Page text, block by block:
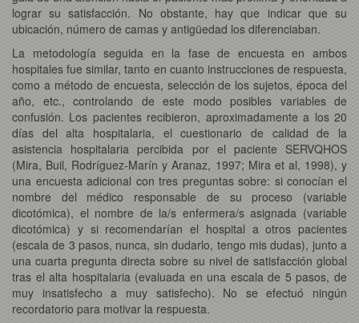
lograr su satisfacción. No obstante, hay que indicar que su
ubicación, número de camas y antigüedad los diferenciaban.
La metodología seguida en la fase de encuesta en ambos
hospitales fue similar, tanto en cuanto instrucciones de respuesta,
como a método de encuesta, selección de los sujetos, época del
año, etc., controlando de este modo posibles variables de
confusión. Los pacientes recibieron, aproximadamente a los 20
días del alta hospitalaria, el cuestionario de calidad de la
asistencia hospitalaria percibida por el paciente SERVQHOS
(Mira, Buil, Rodríguez-Marín y Aranaz, 1997; Mira et al, 1998), y
una encuesta adicional con tres preguntas sobre: si conocían el
nombre del médico responsable de su proceso (variable
dicotómica), el nombre de la/s enfermera/s asignada (variable
dicotómica) y si recomendarían el hospital a otros pacientes
(escala de 3 pasos, nunca, sin dudarlo, tengo mis dudas), junto a
una cuarta pregunta directa sobre su nivel de satisfacción global
tras el alta hospitalaria (evaluada en una escala de 5 pasos, de
muy insatisfecho a muy satisfecho). No se efectuó ningún
recordatorio para motivar la respuesta.